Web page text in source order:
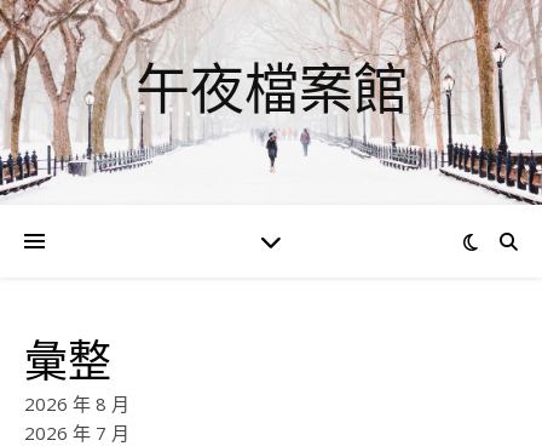
午夜檔案館
彙整
2026 年 8 月
2026 年 7 月